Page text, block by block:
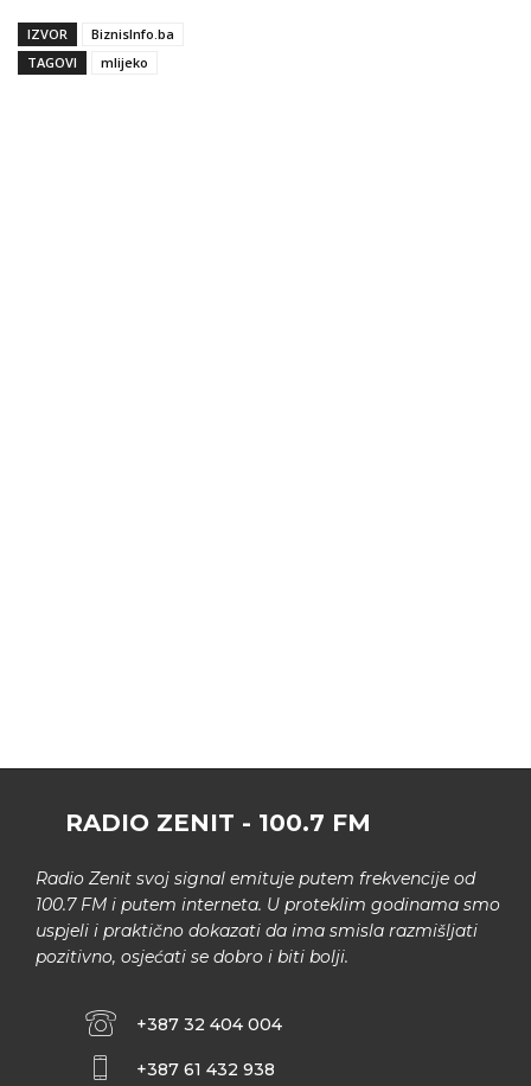
IZVOR
BiznisInfo.ba
TAGOVI
mlijeko
RADIO ZENIT - 100.7 FM
Radio Zenit svoj signal emituje putem frekvencije od
100.7 FM i putem interneta. U proteklim godinama smo
uspjeli i praktično dokazati da ima smisla razmišljati
pozitivno, osjećati se dobro i biti bolji.
+387 32 404 004
+387 61 432 938